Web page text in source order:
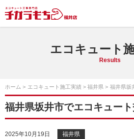
エコキュート
Results
ホーム エコキュート施工実績 福井県 福井県坂
福井県坂井市でエコキュー
2025年10月19日 福井県